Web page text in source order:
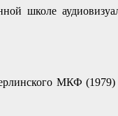
школе
МКФ (1979)